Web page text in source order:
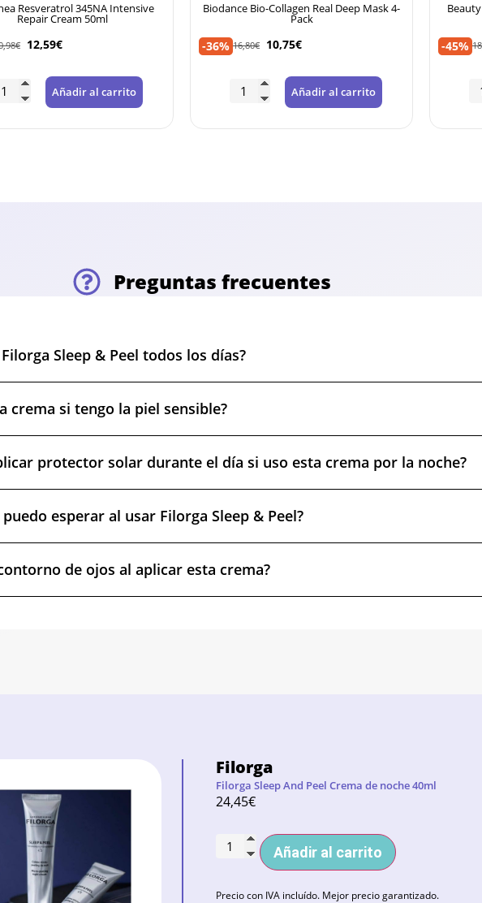
Biodance Bio-Collagen Real Deep Mask 4-
-36%
Beauty of Joseon Protector solar SPF50
-45%
Preguntas frecuentes
Sleep & Peel todos los días?
crema si tengo la piel sensible?
protector solar durante el día si uso esta crema por la noche?
esperar al usar Filorga Sleep & Peel?
de ojos al aplicar esta crema?
Filorga
Filorga Sleep And Peel Crema de noche 40ml
24,45€
Añadir al carrito
Precio con IVA incluído. Mejor precio garantizado.